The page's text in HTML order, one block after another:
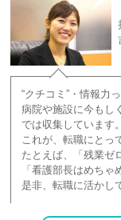
“クチコミ”・情報力
病院や施設に今もし
では収集しています。
これが、転職にとっ
たとえば、「残業ゼ
「看護部長はめちゃ
是非、転職に活かし